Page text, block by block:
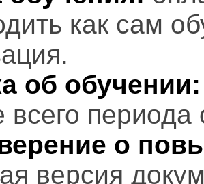
как сам
об обучении:
всего периода
о
версия